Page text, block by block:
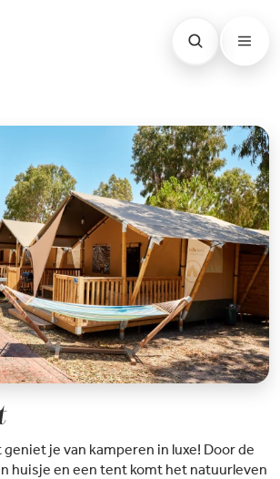
je van kamperen in luxe! Door de
huisje en een tent komt het natuurleven